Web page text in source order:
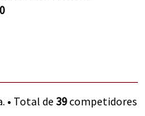
• Total de 39competidores